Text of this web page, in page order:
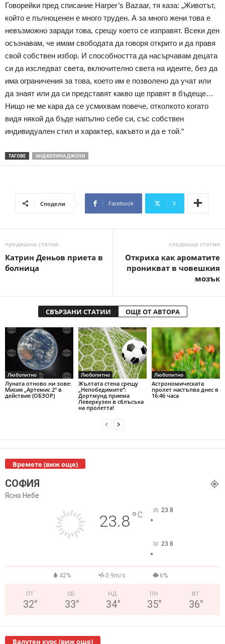
Говорейки пред списание Harper’s Bazaar, тя каза: „Животът,
който е пълноценен е много труден. А за много жени това е
невъзможно заради това, срещу което се изправят. Всеки ден
осъзнавам, че имам свободата да говоря открито и да правя
свой собствен избор. И способността да насърчавам децата
си да изследват света, включително света на идеите, без да
има ограничения за това, което им е позволено да учат или
да знаят или да си представят какво ще правят в бъдеще…
Нищо не ме кара да се усмихвам повече, отколкото когато
видя някой да бъде напълно себе си, със собствен
индивидуален стил и характер, какъвто и да е той.“
ТАГОВЕ АНДЖЕЛИНА ДЖОЛИ
Сподели Facebook X
предишна статия
Катрин Деньов приета в
болница
следваща статия
Откриха как ароматите
проникват в човешкия
мозък
СВЪРЗАНИ СТАТИИ ОЩЕ ОТ АВТОРА
Любопитно
Луната отново ни зове:
Мисия „Артемис 2“ в
действие (ОБЗОР)
Любопитно
Жълтата стена срещу
„Непобедимите“:
Дортмунд приема
Леверкузен в сблъсъка
на пролетта!
Любопитно
Астрономическата
пролет настъпва днес в
16:46 часа
Времете (виж още)
СОФИЯ
Ясно Небе
23.8°C 23.8
°
23.8
°
42% 0.9m/s 6%
ПТ
32°
СБ
33°
НД
34°
ПН
35°
ВТ
36°
Валутен курс (виж още)